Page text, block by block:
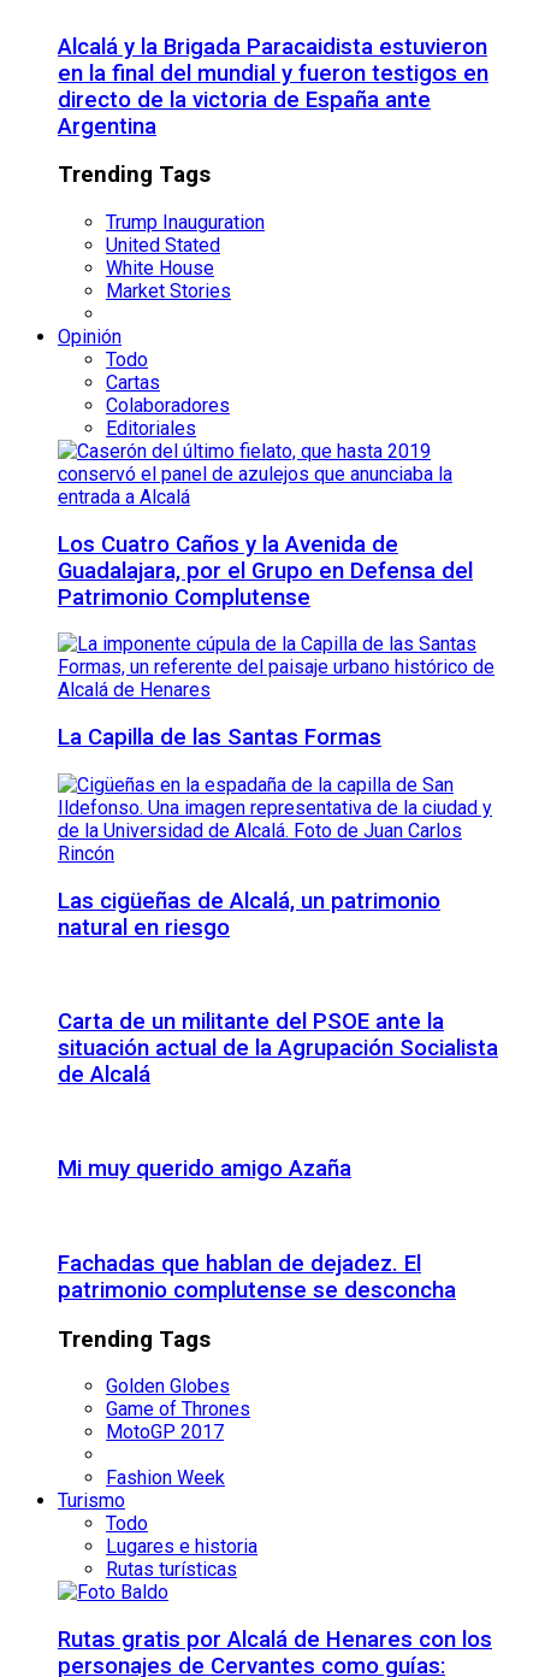
Alcalá y la Brigada Paracaidista estuvieron
en la final del mundial y fueron testigos en
directo de la victoria de España ante
Argentina
Trending Tags
Trump Inauguration
United Stated
White House
Market Stories
Opinión
Todo
Cartas
Colaboradores
Editoriales
Los Cuatro Caños y la Avenida de
Guadalajara, por el Grupo en Defensa del
Patrimonio Complutense
La Capilla de las Santas Formas
Las cigüeñas de Alcalá, un patrimonio
natural en riesgo
Carta de un militante del PSOE ante la
situación actual de la Agrupación Socialista
de Alcalá
Mi muy querido amigo Azaña
Fachadas que hablan de dejadez. El
patrimonio complutense se desconcha
Trending Tags
Golden Globes
Game of Thrones
MotoGP 2017
Fashion Week
Turismo
Todo
Lugares e historia
Rutas turísticas
Rutas gratis por Alcalá de Henares con los
personajes de Cervantes como guías: